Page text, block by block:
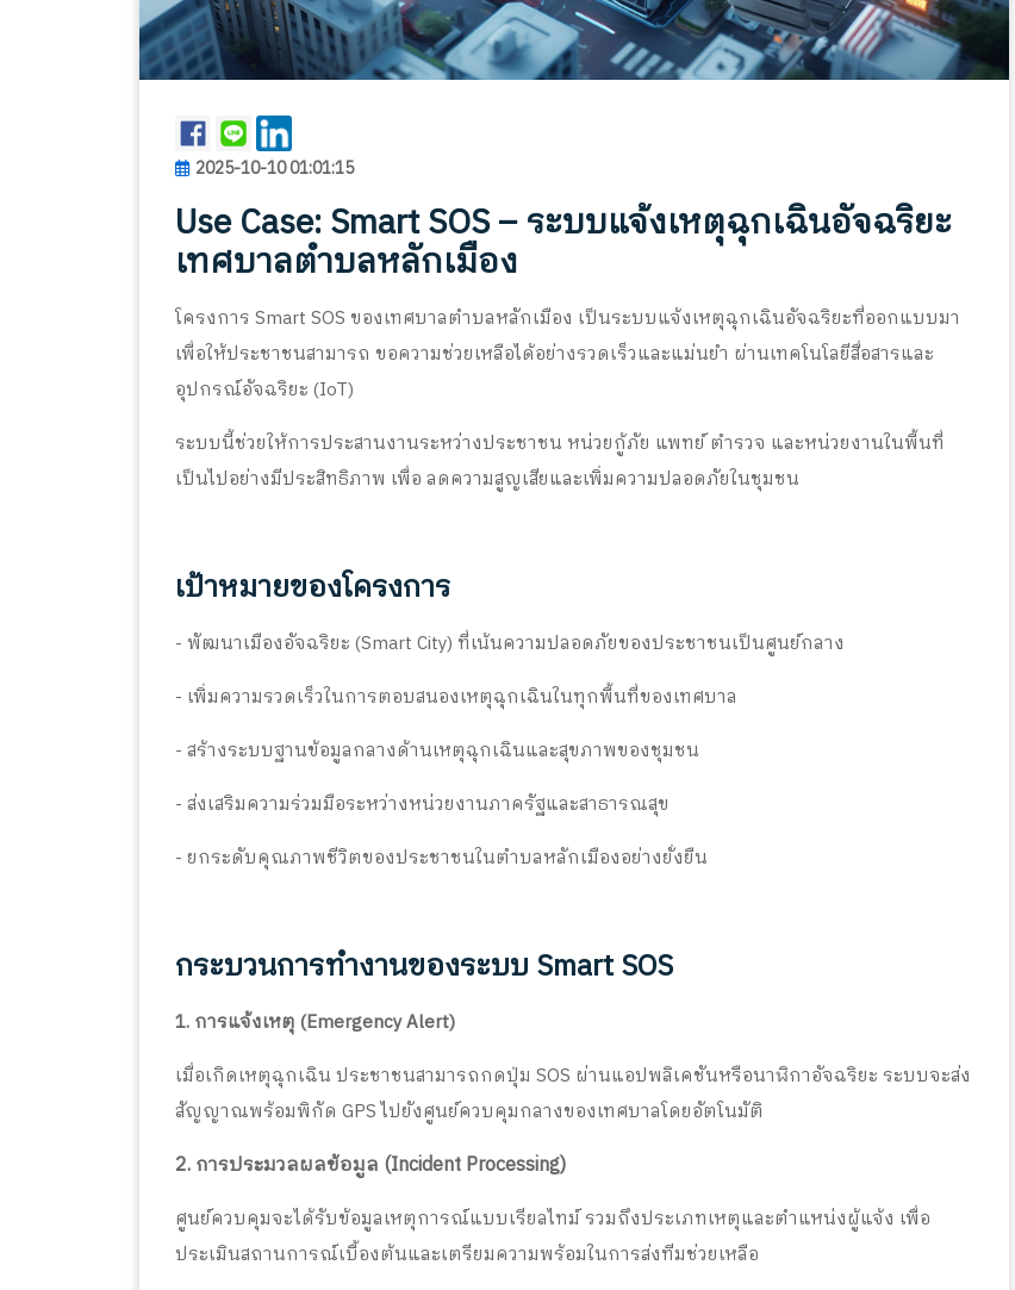
2025-10-10 01:01:15
Use Case: Smart SOS – ระบบแจ้งเหตุฉุกเฉินอัจฉริยะ
เทศบาลตำบลหลักเมือง
โครงการ Smart SOS ของเทศบาลตำบลหลักเมือง เป็นระบบแจ้งเหตุฉุกเฉินอัจฉริยะที่ออกแบบมา
เพื่อให้ประชาชนสามารถ ขอความช่วยเหลือได้อย่างรวดเร็วและแม่นยำ ผ่านเทคโนโลยีสื่อสารและ
อุปกรณ์อัจฉริยะ (IoT)
ระบบนี้ช่วยให้การประสานงานระหว่างประชาชน หน่วยกู้ภัย แพทย์ ตำรวจ และหน่วยงานในพื้นที่
เป็นไปอย่างมีประสิทธิภาพ เพื่อ ลดความสูญเสียและเพิ่มความปลอดภัยในชุมชน
เป้าหมายของโครงการ
- พัฒนาเมืองอัจฉริยะ (Smart City) ที่เน้นความปลอดภัยของประชาชนเป็นศูนย์กลาง
- เพิ่มความรวดเร็วในการตอบสนองเหตุฉุกเฉินในทุกพื้นที่ของเทศบาล
- สร้างระบบฐานข้อมูลกลางด้านเหตุฉุกเฉินและสุขภาพของชุมชน
- ส่งเสริมความร่วมมือระหว่างหน่วยงานภาครัฐและสาธารณสุข
- ยกระดับคุณภาพชีวิตของประชาชนในตำบลหลักเมืองอย่างยั่งยืน
กระบวนการทำงานของระบบ Smart SOS
1. การแจ้งเหตุ (Emergency Alert)
เมื่อเกิดเหตุฉุกเฉิน ประชาชนสามารถกดปุ่ม SOS ผ่านแอปพลิเคชันหรือนาฬิกาอัจฉริยะ ระบบจะส่ง
สัญญาณพร้อมพิกัด GPS ไปยังศูนย์ควบคุมกลางของเทศบาลโดยอัตโนมัติ
2. การประมวลผลข้อมูล (Incident Processing)
ศูนย์ควบคุมจะได้รับข้อมูลเหตุการณ์แบบเรียลไทม์ รวมถึงประเภทเหตุและตำแหน่งผู้แจ้ง เพื่อ
ประเมินสถานการณ์เบื้องต้นและเตรียมความพร้อมในการส่งทีมช่วยเหลือ